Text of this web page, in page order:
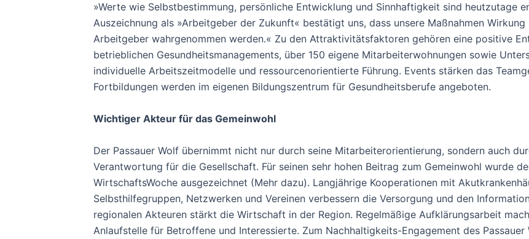
»Werte wie Selbstbestimmung, persönliche Entwicklung und Sinnhaftigkeit sind heutzutage
Auszeichnung als »Arbeitgeber der Zukunft« bestätigt uns, dass unsere Maßnahmen
Arbeitgeber wahrgenommen werden.« Zu den Attraktivitätsfaktoren gehören eine positive
betrieblichen Gesundheitsmanagements, über 150 eigene Mitarbeiterwohnungen sowie
individuelle Arbeitszeitmodelle und ressourcenorientierte Führung. Events stärken das
Fortbildungen werden im eigenen Bildungszentrum für Gesundheitsberufe angeboten.
Wichtiger Akteur für das Gemeinwohl
Der Passauer Wolf übernimmt nicht nur durch seine Mitarbeiterorientierung, sondern auch
Verantwortung für die Gesellschaft. Für seinen sehr hohen Beitrag zum Gemeinwohl wurde
WirtschaftsWoche ausgezeichnet (Mehr dazu). Langjährige Kooperationen mit
Selbsthilfegruppen, Netzwerken und Vereinen verbessern die Versorgung und den
regionalen Akteuren stärkt die Wirtschaft in der Region. Regelmäßige Aufklärungsarbeit
Anlaufstelle für Betroffene und Interessierte. Zum Nachhaltigkeits-Engagement des